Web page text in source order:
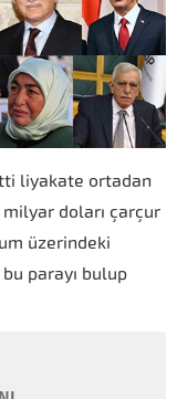
liyakate ortadan
milyar doları çarçur
üzerindeki
parayı bulup